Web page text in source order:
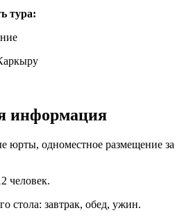
тура:
информация
юрты, одноместное размещение за
человек.
стола: завтрак, обед, ужин.